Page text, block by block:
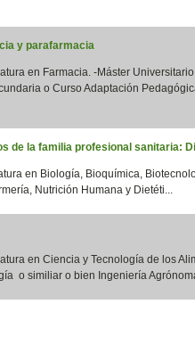
y parafarmacia
en Farmacia. -Máster
o Curso Adaptación
de la familia profesional sanitaria:
en Biología, Bioquímica,
Nutrición Humana y Dietéti...
en Ciencia y Tecnología de los
o similiar o bien Ingeniería